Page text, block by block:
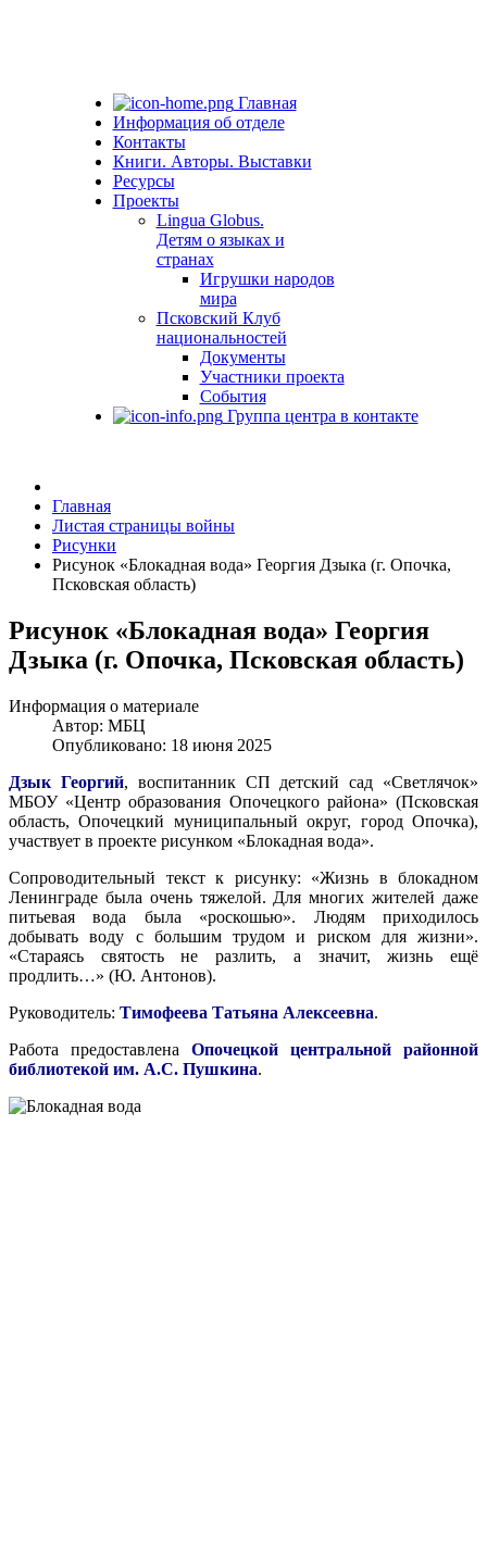
Главная
Информация об отделе
Контакты
Книги. Авторы. Выставки
Ресурсы
Проекты
Lingua Globus.
Детям о языках и
странах
Игрушки народов
мира
Псковский Клуб
национальностей
Документы
Участники проекта
События
Группа центра в контакте
Главная
Листая страницы войны
Рисунки
Рисунок «Блокадная вода» Георгия Дзыка (г. Опочка,
Псковская область)
Рисунок «Блокадная вода» Георгия
Дзыка (г. Опочка, Псковская область)
Информация о материале
Автор: МБЦ
Опубликовано: 18 июня 2025
Дзык Георгий, воспитанник СП детский сад «Светлячок»
МБОУ «Центр образования Опочецкого района» (Псковская
область, Опочецкий муниципальный округ, город Опочка),
участвует в проекте рисунком «Блокадная вода».
Сопроводительный текст к рисунку: «Жизнь в блокадном
Ленинграде была очень тяжелой. Для многих жителей даже
питьевая вода была «роскошью». Людям приходилось
добывать воду с большим трудом и риском для жизни».
«Стараясь святость не разлить, а значит, жизнь ещё
продлить…» (Ю. Антонов).
Руководитель: Тимофеева Татьяна Алексеевна.
Работа предоставлена Опочецкой центральной районной
библиотекой им. А.С. Пушкина.